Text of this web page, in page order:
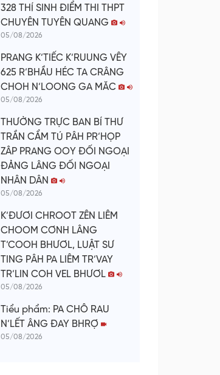
328 THÍ SINH ĐIỂM THI THPT
CHUYÊN TUYÊN QUANG
05/08/2026
PRANG K’TIẾC K’RUUNG VÊY
625 R’BHẦU HÉC TA CRÂNG
CHOH N’LOONG GA MĂC
05/08/2026
THƯỜNG TRỰC BAN BÍ THƯ
TRẦN CẨM TÚ PÂH PR’HỌP
ZÂP PRANG OOY ĐỐI NGOẠI
ĐẢNG LÂNG ĐỐI NGOẠI
NHÂN DÂN
05/08/2026
K’ĐƯƠI CHROOT ZÊN LIÊM
CHOOM CƠNH LÂNG
T’COOH BHƯƠL, LUẬT SƯ
TING PÂH PA LIÊM TR’VAY
TR’LIN COH VEL BHƯƠL
05/08/2026
Tiểu phẩm: PA CHÔ RAU
N’LẾT ÂNG ĐAY BHRỢ
05/08/2026